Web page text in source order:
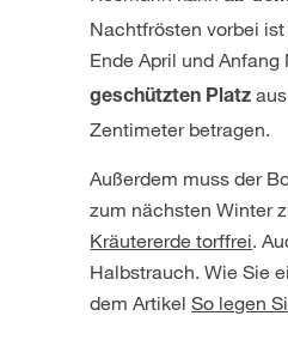
Nachtfrösten vorbei
Ende April und
geschützten Platz
Zentimeter betragen.
Außerdem muss der
zum nächsten Winter
Kräutererde torffrei.
Halbstrauch. Wie Sie
dem ArtikelSo legen